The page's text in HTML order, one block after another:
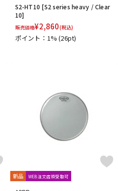
S2-HT10 [S2 series heavy / Clear
10]
販売価格¥2,860(税込)
ポイント：1%(26pt)
新品 WEB注文店頭受取可